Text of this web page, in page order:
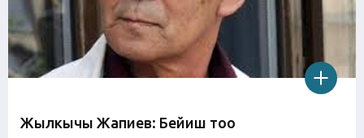
Жылкычы Жапиев: Бейиш тоо